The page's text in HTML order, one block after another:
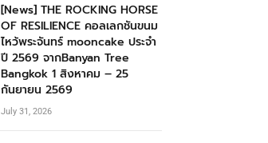
[News] THE ROCKING HORSE
OF RESILIENCE คอลเลกชันขนม
ไหว้พระจันทร์ mooncake ประจำ
ปี 2569 จากBanyan Tree
Bangkok 1 สิงหาคม – 25
กันยายน 2569
July 31, 2026